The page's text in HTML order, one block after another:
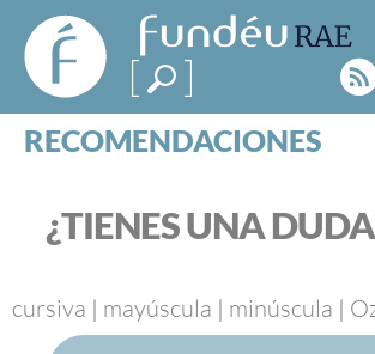
FundéuRAE
- Fundación
del Español
Urgente
RECOMENDACIONES
ESPECIALES
BLOG
NOTICIAS
¿TIENES UNA
cursiva | mayúscula | minúscula |